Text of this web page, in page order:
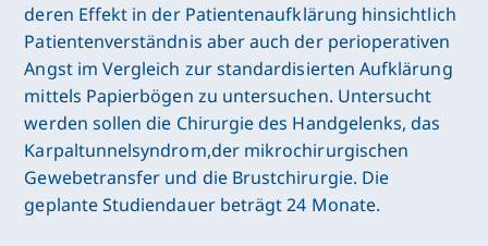
deren Effekt in der Patientenaufklärung hinsichtlich
Patientenverständnis aber auch der perioperativen
Angst im Vergleich zur standardisierten Aufklärung
mittels Papierbögen zu untersuchen. Untersucht
werden sollen die Chirurgie des Handgelenks, das
Karpaltunnelsyndrom,der mikrochirurgischen
Gewebetransfer und die Brustchirurgie. Die
geplante Studiendauer beträgt 24 Monate.